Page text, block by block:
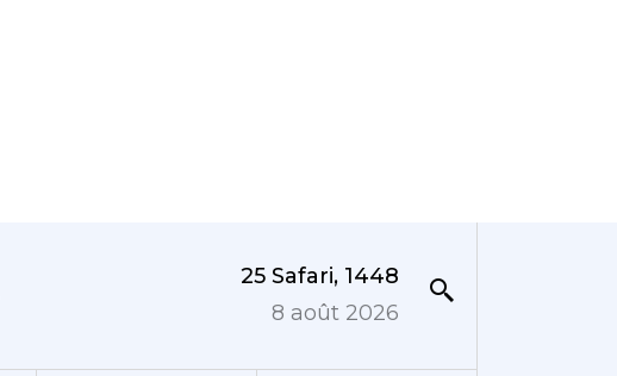
25 Safari, 1448
8 août 2026